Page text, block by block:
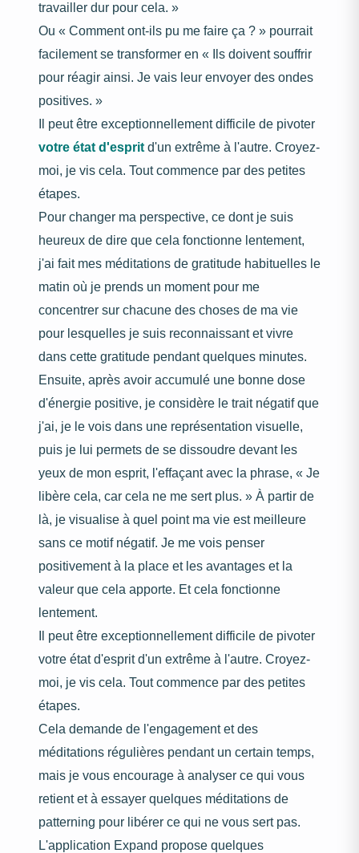
travailler dur pour cela. »
Ou « Comment ont-ils pu me faire ça ? » pourrait
facilement se transformer en « Ils doivent souffrir
pour réagir ainsi. Je vais leur envoyer des ondes
positives. »
Il peut être exceptionnellement difficile de pivoter
votre état d'esprit d'un extrême à l'autre. Croyez-
moi, je vis cela. Tout commence par des petites
étapes.
Pour changer ma perspective, ce dont je suis
heureux de dire que cela fonctionne lentement,
j'ai fait mes méditations de gratitude habituelles le
matin où je prends un moment pour me
concentrer sur chacune des choses de ma vie
pour lesquelles je suis reconnaissant et vivre
dans cette gratitude pendant quelques minutes.
Ensuite, après avoir accumulé une bonne dose
d'énergie positive, je considère le trait négatif que
j'ai, je le vois dans une représentation visuelle,
puis je lui permets de se dissoudre devant les
yeux de mon esprit, l'effaçant avec la phrase, « Je
libère cela, car cela ne me sert plus. » À partir de
là, je visualise à quel point ma vie est meilleure
sans ce motif négatif. Je me vois penser
positivement à la place et les avantages et la
valeur que cela apporte. Et cela fonctionne
lentement.
Il peut être exceptionnellement difficile de pivoter
votre état d'esprit d'un extrême à l'autre. Croyez-
moi, je vis cela. Tout commence par des petites
étapes.
Cela demande de l'engagement et des
méditations régulières pendant un certain temps,
mais je vous encourage à analyser ce qui vous
retient et à essayer quelques méditations de
patterning pour libérer ce qui ne vous sert pas.
L'application Expand propose quelques